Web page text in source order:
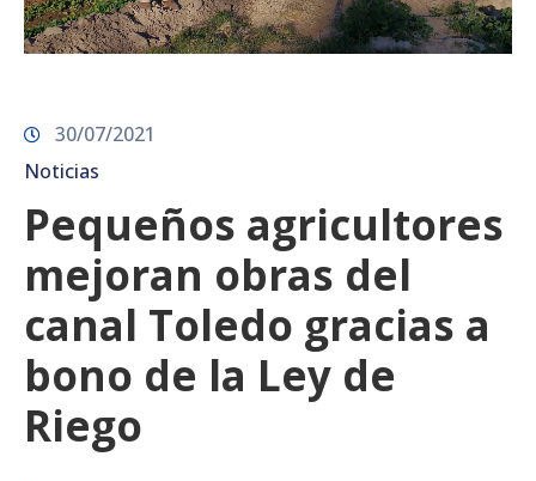
30/07/2021
Noticias
Pequeños agricultores
mejoran obras del
canal Toledo gracias a
bono de la Ley de
Riego